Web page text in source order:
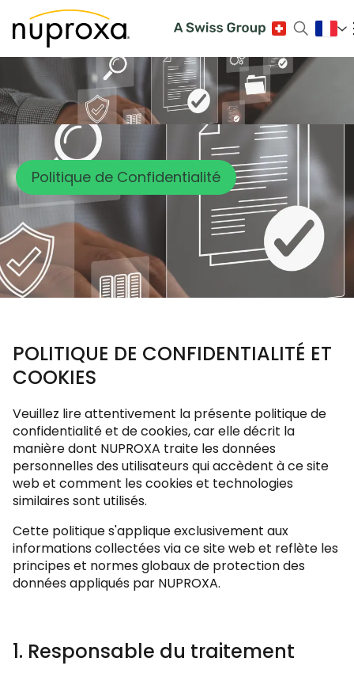
Politique de Confidentialité
POLITIQUE DE CONFIDENTIALITÉ ET
COOKIES
Veuillez lire attentivement la présente politique de
confidentialité et de cookies, car elle décrit la
manière dont NUPROXA traite les données
personnelles des utilisateurs qui accèdent à ce site
web et comment les cookies et technologies
similaires sont utilisés.
Cette politique s'applique exclusivement aux
informations collectées via ce site web et reflète les
principes et normes globaux de protection des
données appliqués par NUPROXA.
1. Responsable du traitement